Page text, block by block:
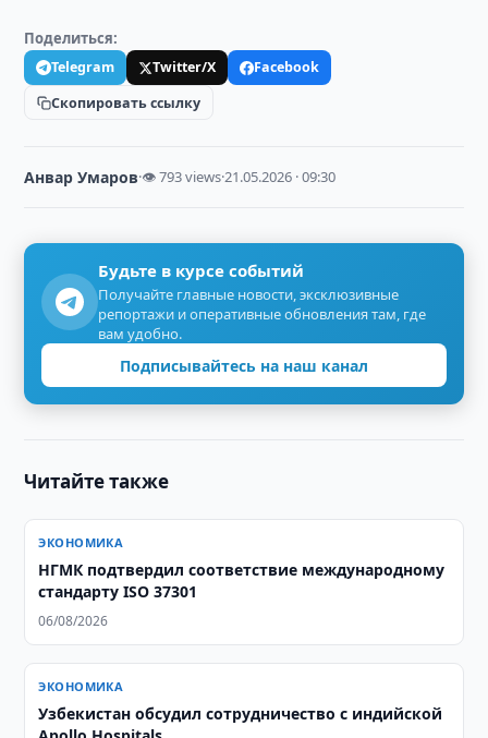
Поделиться:
Telegram Twitter/X
Facebook
Скопировать ссылку
Анвар Умаров·👁 793 views·21.05.2026 · 09:30
Будьте в курсе событий
Получайте главные новости, эксклюзивные
репортажи и оперативные обновления там, где
вам удобно.
Подписывайтесь на наш канал
Читайте также
ЭКОНОМИКА
НГМК подтвердил соответствие международному
стандарту ISO 37301
06/08/2026
ЭКОНОМИКА
Узбекистан обсудил сотрудничество с индийской